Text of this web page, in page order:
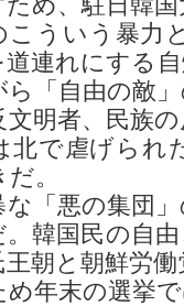
ういう暴力
連れにする
ら「自由の敵
文明者、民族
北で虐げられ
。
「悪の集団
。韓国民の自
王朝と朝鮮労
め年末の選挙